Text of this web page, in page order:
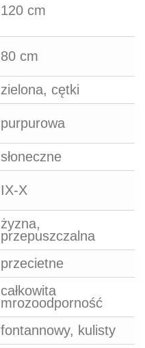
120 cm
80 cm
zielona, cętki
purpurowa
słoneczne
IX-X
żyzna,
przepuszczalna
przecietne
całkowita
mrozoodporność
fontannowy, kulisty